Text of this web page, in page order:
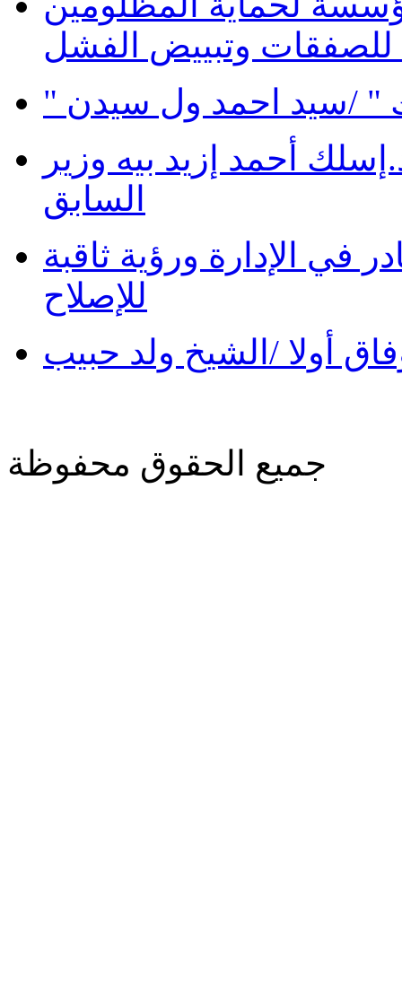
للصفقات وتبييض الفشل
" /سيد احمد ول سيدن
أحمد إزيد بيه وزير
السابق
في الإدارة ورؤية ثاقبة
للإصلاح
أولا /الشيخ ولد حبيب
جميع الحقوق محفوظة